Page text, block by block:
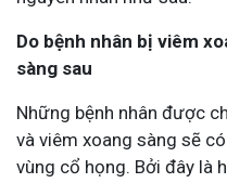
Do bệnh nhân bị viêm
sàng sau
Những bệnh nhân được
và viêm xoang sàng sẽ
vùng cổ họng. Bởi đây là